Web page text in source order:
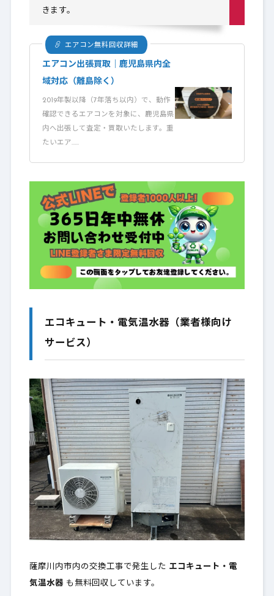
きます。
エアコン無料回収詳細
エアコン出張買取｜鹿児島県内全
域対応（離島除く）
2019年製以降（7年落ち以内）で、動作
確認できるエアコンを対象に、鹿児島県
内へ出張して査定・買取いたします。重
たいエア……
エコキュート・電気温水器（業者様向け
サービス）
薩摩川内市内の交換工事で発生した エコキュート・電
気温水器 も無料回収しています。